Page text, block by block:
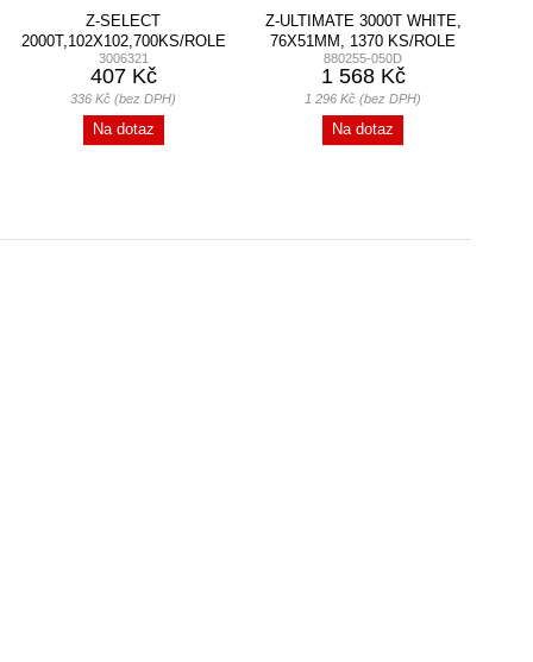
Z-SELECT
2000T,102X102,700KS/ROLE
12ROLÍ/BALENÍ
3006321
407 Kč
336 Kč (bez DPH)
Na dotaz
Z-ULTIMATE 3000T WHITE,
76X51MM, 1370 KS/ROLE
880255-050D
1 568 Kč
1 296 Kč (bez DPH)
Na dotaz